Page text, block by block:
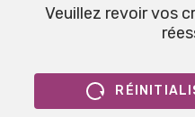
Veuillez revoir vos